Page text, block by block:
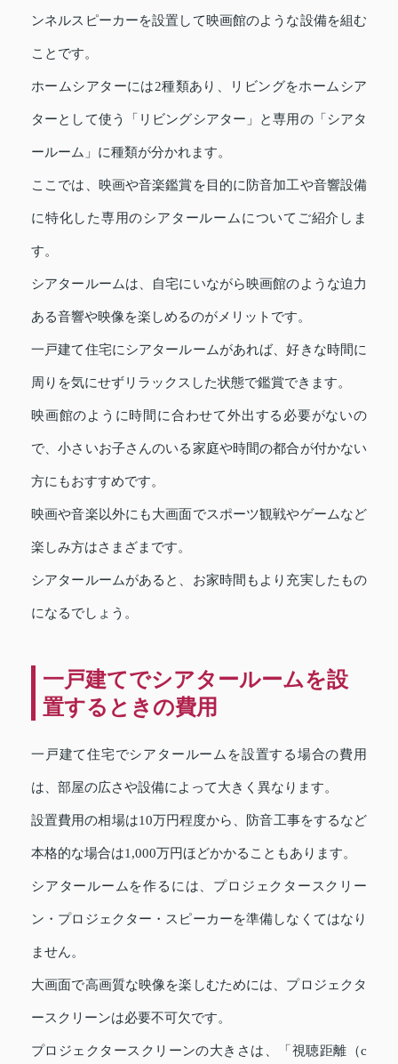
ンネルスピーカーを設置して映画館のような設備を組む
ことです。
ホームシアターには2種類あり、リビングをホームシア
ターとして使う「リビングシアター」と専用の「シアタ
ールーム」に種類が分かれます。
ここでは、映画や音楽鑑賞を目的に防音加工や音響設備
に特化した専用のシアタールームについてご紹介しま
す。
シアタールームは、自宅にいながら映画館のような迫力
ある音響や映像を楽しめるのがメリットです。
一戸建て住宅にシアタールームがあれば、好きな時間に
周りを気にせずリラックスした状態で鑑賞できます。
映画館のように時間に合わせて外出する必要がないの
で、小さいお子さんのいる家庭や時間の都合が付かない
方にもおすすめです。
映画や音楽以外にも大画面でスポーツ観戦やゲームなど
楽しみ方はさまざまです。
シアタールームがあると、お家時間もより充実したもの
になるでしょう。
一戸建てでシアタールームを設
置するときの費用
一戸建て住宅でシアタールームを設置する場合の費用
は、部屋の広さや設備によって大きく異なります。
設置費用の相場は10万円程度から、防音工事をするなど
本格的な場合は1,000万円ほどかかることもあります。
シアタールームを作るには、プロジェクタースクリー
ン・プロジェクター・スピーカーを準備しなくてはなり
ません。
大画面で高画質な映像を楽しむためには、プロジェクタ
ースクリーンは必要不可欠です。
プロジェクタースクリーンの大きさは、「視聴距離（c